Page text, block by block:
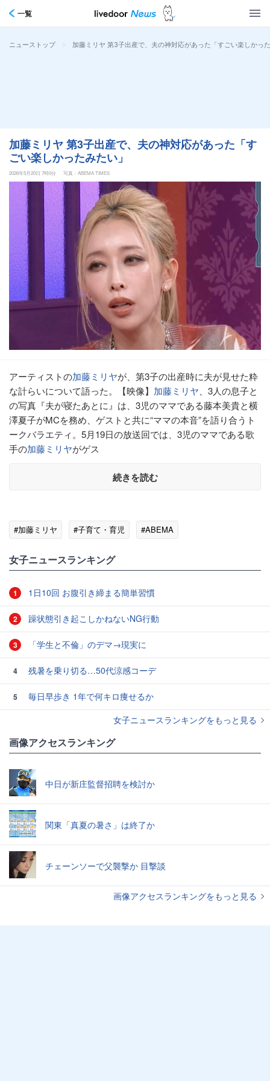
一覧
ニューストップ > 加藤ミリヤ 第3子出産で、夫の神対応があった「すごい楽しかっ
加藤ミリヤ 第3子出産で、夫の神対応があった「す
ごい楽しかったみたい」
2026年5月20日 7時0分 写真：ABEMA TIMES
アーティストの加藤ミリヤが、第3子の出産時に夫が見せた粋
な計らいについて語った。【映像】 加藤ミリヤ 、3人の息子と
の写真『夫が寝たあとに』は、3児のママである藤本美貴と横
澤夏子がMCを務め、ゲストと共に“ママの本音”を語り合うト
ークバラエティ。5月19日の放送回では、3児のママである歌
手の加藤ミリヤがゲス
続きを読む
#加藤ミリヤ #子育て・育児 #ABEMA
女子ニュースランキング
1 1日10回 お腹引き締まる簡単習慣
2 躁状態引き起こしかねないNG行動
3 「学生と不倫」のデマ→現実に
4 残暑を乗り切る…50代涼感コーデ
5
毎日早歩き 1年で何キロ痩せるか
女子ニュースランキングをもっと見る
画像アクセスランキング
中日が新庄監督招聘を検討か
関東「真夏の暑さ」は終了か
チェーンソーで父襲撃か 目撃談
画像アクセスランキングをもっと見る